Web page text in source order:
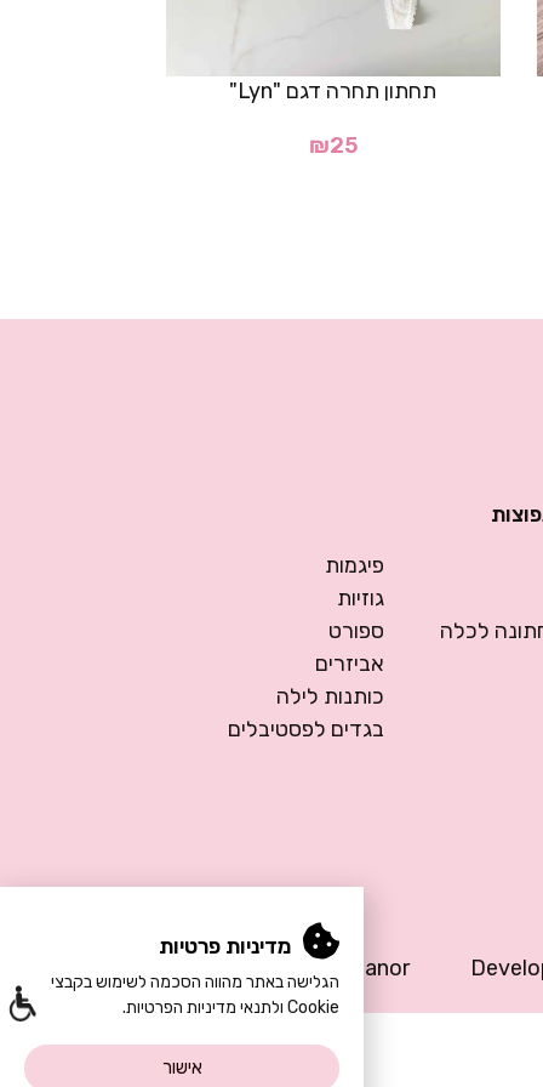
תחתון תחרה דגם "Lyn"
₪25
לכלה
פיגמות
גוזיות
ספורט
אביזרים
כותנות לילה
בגדים לפסטיבלים
Design by Meital Manor
מדיניות פרטיות
הגלישה באתר מהווה הסכמה לשימוש בקבצי
Cookie ולתנאי מדיניות הפרטיות.
אישור